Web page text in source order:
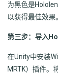
为黑色是
以获得最佳效果。
第三步：导入
在Unity中安装
MRTK）插件。